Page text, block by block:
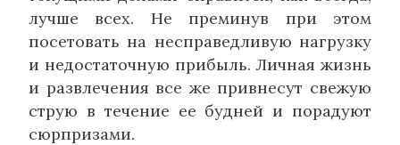
лучше всех. Не преминув при этом
посетовать на несправедливую нагрузку
и недостаточную прибыль. Личная жизнь
и развлечения все же привнесут свежую
струю в течение ее будней и порадуют
сюрпризами.